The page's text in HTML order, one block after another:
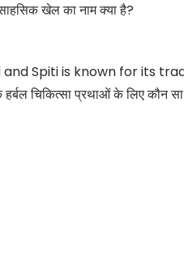
खेल का नाम क्या है?
and Spiti is known for its
हर्बल चिकित्सा प्रथाओं के लिए कौन